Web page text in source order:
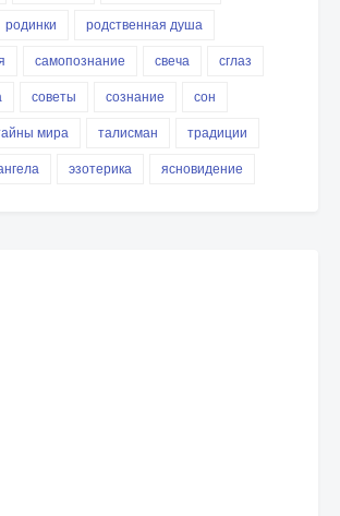
родинки
родственная душа
самопознание свеча
сглаз
советы сознание
сон
мира талисман
традиции
эзотерика ясновидение